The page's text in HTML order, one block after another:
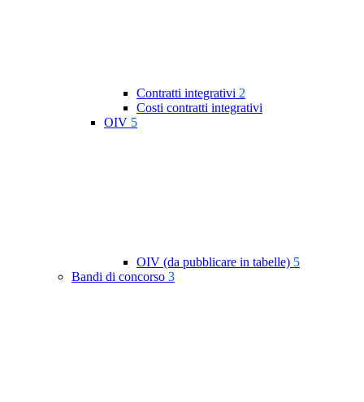
Contratti integrativi 2
Costi contratti integrativi
OIV 5
OIV (da pubblicare in tabelle) 5
Bandi di concorso 3